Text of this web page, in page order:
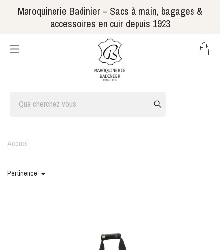
Maroquinerie Badinier – Sacs à main, bagages &
accessoires en cuir depuis 1923
Accueil
Pertinence 